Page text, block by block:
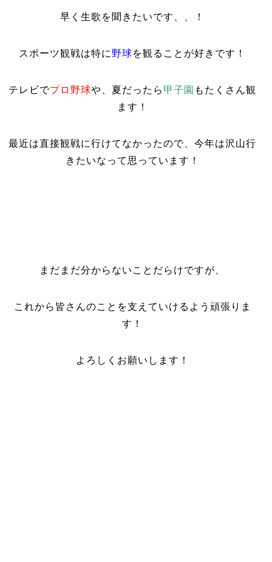
早く生歌を聞きたいです、、！
スポーツ観戦は特に 野球を観ることが好きです！
テレビでプロ野球や、夏だったら 甲子園 もたくさん観
ます！
最近は直接観戦に行けてなかったので、今年は沢山行
きたいなって思っています！
まだまだ分からないことだらけですが、
これから皆さんのことを支えていけるよう頑張りま
す！
よろしくお願いします！